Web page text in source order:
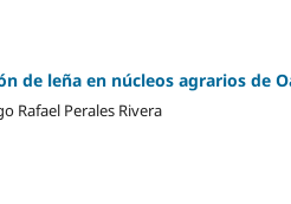
de leña en núcleos agrarios de
Rafael Perales Rivera